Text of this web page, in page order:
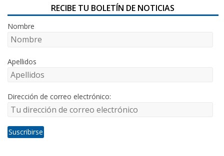
RECIBE TU BOLETÍN DE NOTICIAS
Nombre
Apellidos
Dirección de correo electrónico: